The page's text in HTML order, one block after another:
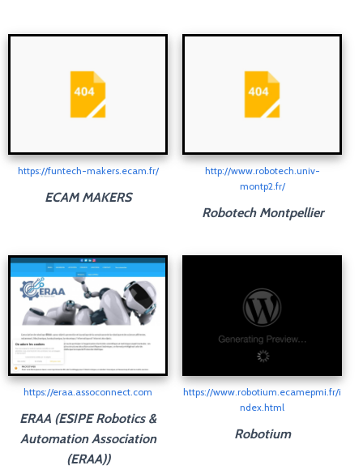
https://funtech-makers.ecam.fr/
ECAM MAKERS
http://www.robotech.univ-
montp2.fr/
Robotech Montpellier
https://eraa.assoconnect.com
ERAA (ESIPE Robotics &
Automation Association
(ERAA))
https://www.robotium.ecamepmi.fr/i
ndex.html
Robotium